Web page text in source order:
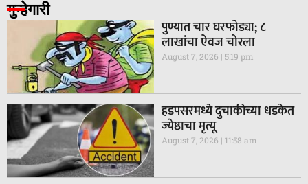
गुन्हेगारी
पुण्यात चार घरफोड्या; ८
लाखांचा ऐवज चोरला
August 7, 2026 5:19 pm
हडपसरमध्ये दुचाकीच्या धडकेत
ज्येष्ठाचा मृत्यू
August 7, 2026 11:58 am